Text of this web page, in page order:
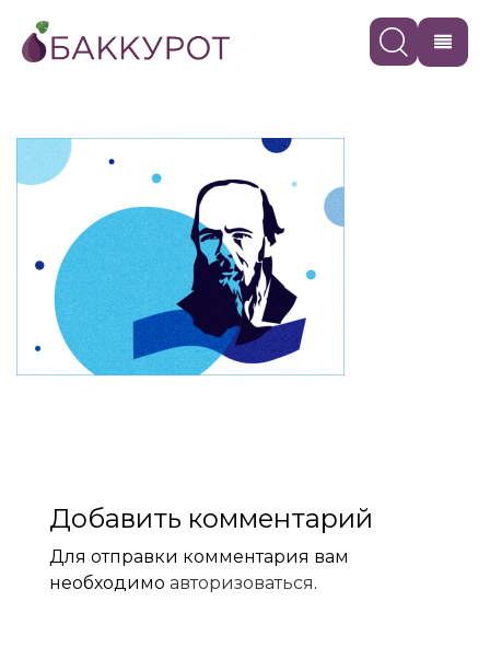
Добавить комментарий
Для отправки комментария вам
необходимо авторизоваться.